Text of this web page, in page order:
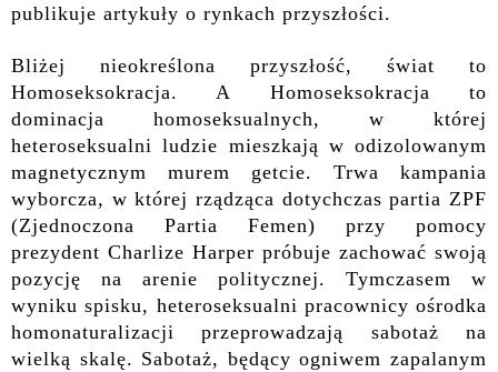
publikuje artykuły o rynkach przyszłości.
Bliżej nieokreślona przyszłość, świat to
Homoseksokracja. A Homoseksokracja to
dominacja homoseksualnych, w której
heteroseksualni ludzie mieszkają w odizolowanym
magnetycznym murem getcie. Trwa kampania
wyborcza, w której rządząca dotychczas partia ZPF
(Zjednoczona Partia Femen) przy pomocy
prezydent Charlize Harper próbuje zachować swoją
pozycję na arenie politycznej. Tymczasem w
wyniku spisku, heteroseksualni pracownicy ośrodka
homonaturalizacji przeprowadzają sabotaż na
wielką skalę. Sabotaż, będący ogniwem zapalanym